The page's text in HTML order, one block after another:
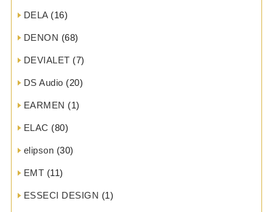
DELA(16)
DENON (68)
DEVIALET (7)
DS Audio (20)
EARMEN (1)
ELAC (80)
elipson (30)
EMT (11)
ESSECI DESIGN (1)